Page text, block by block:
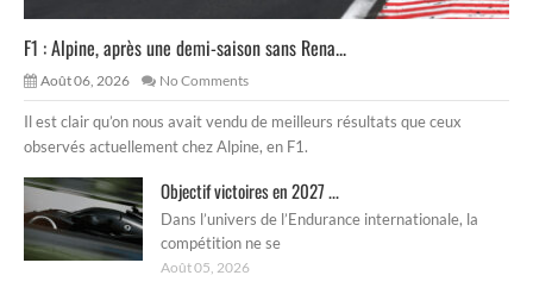
F1 : Alpine, après une demi-saison sans Rena...
Août 06, 2026 No Comments
Il est clair qu’on nous avait vendu de meilleurs résultats que ceux
observés actuellement chez Alpine, en F1.
Objectif victoires en 2027 ...
Dans l’univers de l’Endurance internationale, la
compétition ne se
Août 05, 2026